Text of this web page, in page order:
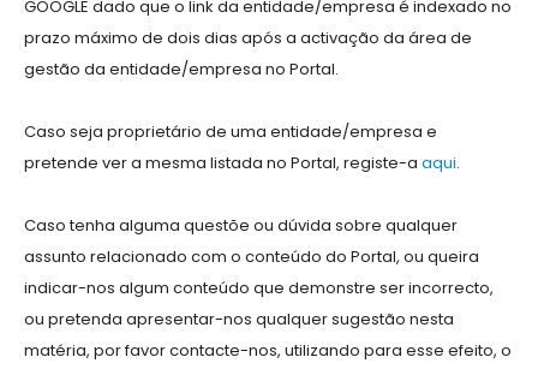
GOOGLE dado que o link da entidade/empresa é indexado no
prazo máximo de dois dias após a activação da área de
gestão da entidade/empresa no Portal.
Caso seja proprietário de uma entidade/empresa e
pretende ver a mesma listada no Portal, registe-a aqui.
Caso tenha alguma questõe ou dúvida sobre qualquer
assunto relacionado com o conteúdo do Portal, ou queira
indicar-nos algum conteúdo que demonstre ser incorrecto,
ou pretenda apresentar-nos qualquer sugestão nesta
matéria, por favor contacte-nos, utilizando para esse efeito, o